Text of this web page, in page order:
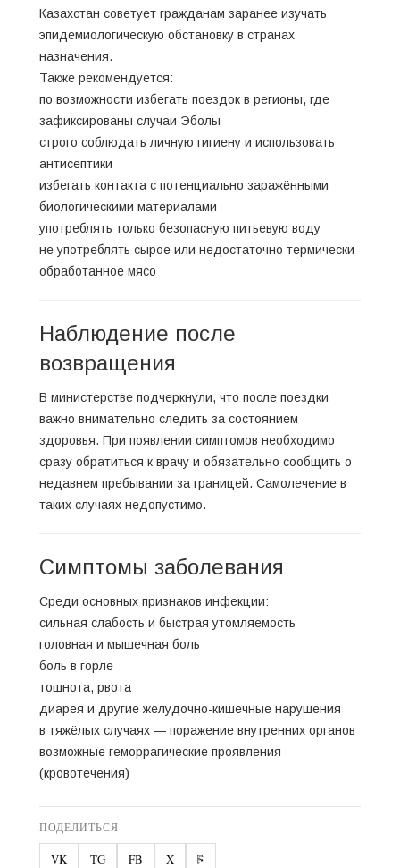
Казахстан советует гражданам заранее изучать
эпидемиологическую обстановку в странах
назначения.
Также рекомендуется:
по возможности избегать поездок в регионы, где
зафиксированы случаи Эболы
строго соблюдать личную гигиену и использовать
антисептики
избегать контакта с потенциально заражёнными
биологическими материалами
употреблять только безопасную питьевую воду
не употреблять сырое или недостаточно термически
обработанное мясо
Наблюдение после
возвращения
В министерстве подчеркнули, что после поездки
важно внимательно следить за состоянием
здоровья. При появлении симптомов необходимо
сразу обратиться к врачу и обязательно сообщить о
недавнем пребывании за границей. Самолечение в
таких случаях недопустимо.
Симптомы заболевания
Среди основных признаков инфекции:
сильная слабость и быстрая утомляемость
головная и мышечная боль
боль в горле
тошнота, рвота
диарея и другие желудочно-кишечные нарушения
в тяжёлых случаях — поражение внутренних органов
возможные геморрагические проявления
(кровотечения)
ПОДЕЛИТЬСЯ
VK TG FB X ⎘